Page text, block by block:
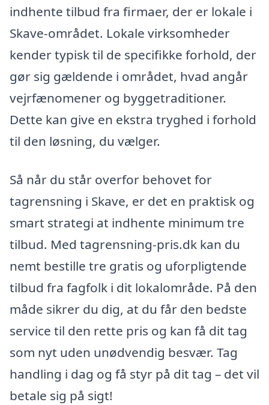
indhente tilbud fra firmaer, der er lokale i
Skave-området. Lokale virksomheder
kender typisk til de specifikke forhold, der
gør sig gældende i området, hvad angår
vejrfænomener og byggetraditioner.
Dette kan give en ekstra tryghed i forhold
til den løsning, du vælger.
Så når du står overfor behovet for
tagrensning i Skave, er det en praktisk og
smart strategi at indhente minimum tre
tilbud. Med tagrensning-pris.dk kan du
nemt bestille tre gratis og uforpligtende
tilbud fra fagfolk i dit lokalområde. På den
måde sikrer du dig, at du får den bedste
service til den rette pris og kan få dit tag
som nyt uden unødvendig besvær. Tag
handling i dag og få styr på dit tag – det vil
betale sig på sigt!